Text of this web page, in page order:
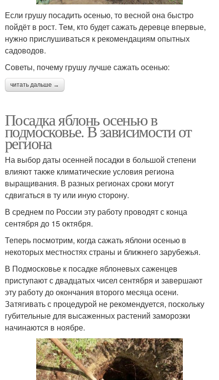
Если грушу посадить осенью, то весной она быстро
пойдёт в рост. Тем, кто будет сажать деревце впервые,
нужно прислушиваться к рекомендациям опытных
садоводов.
Советы, почему грушу лучше сажать осенью:
читать дальше →
Посадка яблонь осенью в
подмосковье. В зависимости от
региона
На выбор даты осенней посадки в большой степени
влияют также климатические условия региона
выращивания. В разных регионах сроки могут
сдвигаться в ту или иную сторону.
В среднем по России эту работу проводят с конца
сентября до 15 октября.
Теперь посмотрим, когда сажать яблони осенью в
некоторых местностях страны и ближнего зарубежья.
В Подмосковье к посадке яблоневых саженцев
приступают с двадцатых чисел сентября и завершают
эту работу до окончания второго месяца осени.
Затягивать с процедурой не рекомендуется, поскольку
губительные для высаженных растений заморозки
начинаются в ноябре.